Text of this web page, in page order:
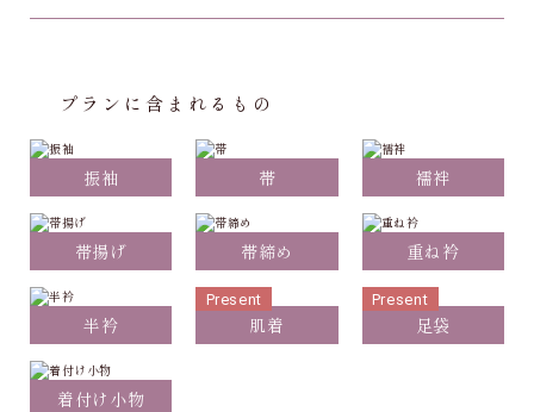
プランに含まれるもの
振袖 帯 襦袢
帯揚げ 帯締め 重ね衿
半衿 肌着
Present
足袋
Present
着付け小物